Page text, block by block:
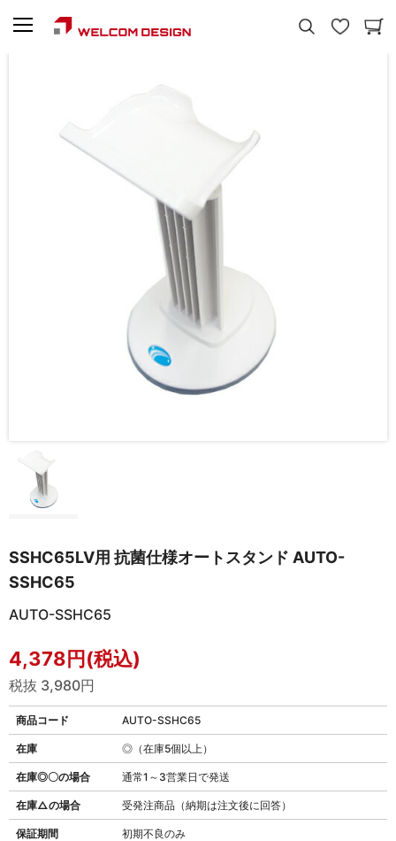
SSHC65LV用 抗菌仕様オートスタンド AUTO-
SSHC65
AUTO-SSHC65
4,378円(税込)
税抜 3,980円
商品コード AUTO-SSHC65
在庫◎〇の場合 通常1～3営業日で発送
在庫△の場合 受発注商品（納期は注文後に回答）
保証期間 初期不良のみ
在庫 ◎（在庫5個以上）